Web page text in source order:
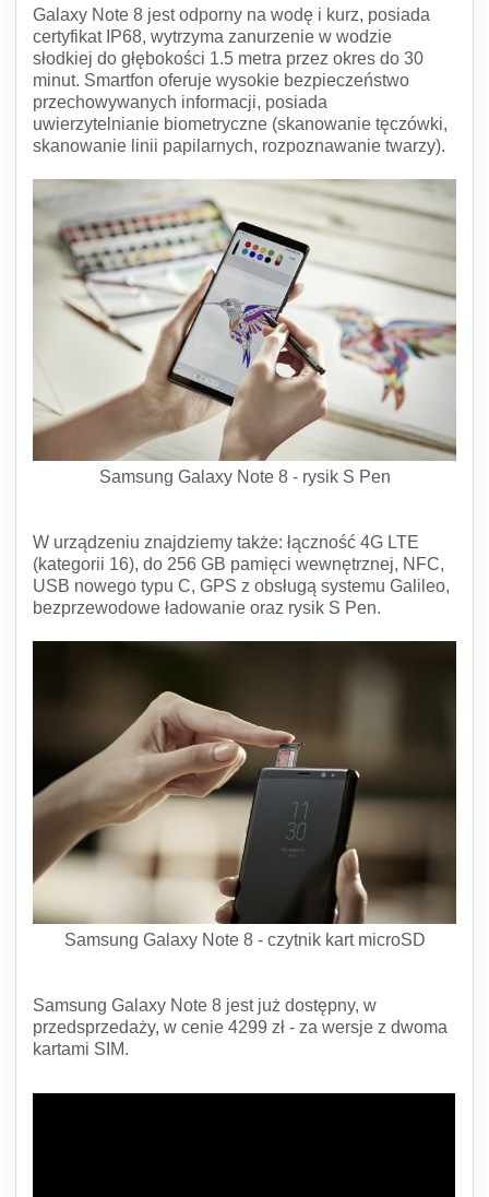
Galaxy Note 8 jest odporny na wodę i kurz, posiada
certyfikat IP68, wytrzyma zanurzenie w wodzie
słodkiej do głębokości 1.5 metra przez okres do 30
minut. Smartfon oferuje wysokie bezpieczeństwo
przechowywanych informacji, posiada
uwierzytelnianie biometryczne (skanowanie tęczówki,
skanowanie linii papilarnych, rozpoznawanie twarzy).
Samsung Galaxy Note 8 - rysik S Pen
W urządzeniu znajdziemy także: łączność 4G LTE
(kategorii 16), do 256 GB pamięci wewnętrznej, NFC,
USB nowego typu C, GPS z obsługą systemu Galileo,
bezprzewodowe ładowanie oraz rysik S Pen.
Samsung Galaxy Note 8 - czytnik kart microSD
Samsung Galaxy Note 8 jest już dostępny, w
przedsprzedaży, w cenie 4299 zł - za wersje z dwoma
kartami SIM.